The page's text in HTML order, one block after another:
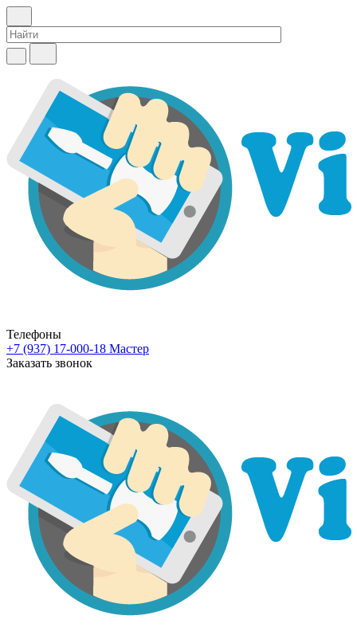
Телефоны
+7 (937) 17-000-18 Мастер
Заказать звонок